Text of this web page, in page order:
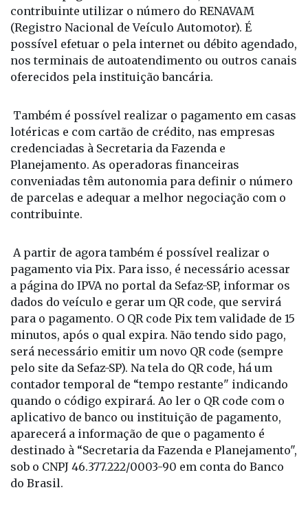
contribuinte utilizar o número do RENAVAM
(Registro Nacional de Veículo Automotor). É
possível efetuar o pela internet ou débito agendado,
nos terminais de autoatendimento ou outros canais
oferecidos pela instituição bancária.
Também é possível realizar o pagamento em casas
lotéricas e com cartão de crédito, nas empresas
credenciadas à Secretaria da Fazenda e
Planejamento. As operadoras financeiras
conveniadas têm autonomia para definir o número
de parcelas e adequar a melhor negociação com o
contribuinte.
A partir de agora também é possível realizar o
pagamento via Pix. Para isso, é necessário acessar
a página do IPVA no portal da Sefaz-SP, informar os
dados do veículo e gerar um QR code, que servirá
para o pagamento. O QR code Pix tem validade de 15
minutos, após o qual expira. Não tendo sido pago,
será necessário emitir um novo QR code (sempre
pelo site da Sefaz-SP). Na tela do QR code, há um
contador temporal de “tempo restante" indicando
quando o código expirará. Ao ler o QR code com o
aplicativo de banco ou instituição de pagamento,
aparecerá a informação de que o pagamento é
destinado à “Secretaria da Fazenda e Planejamento",
sob o CNPJ 46.377.222/0003-90 em conta do Banco
do Brasil.